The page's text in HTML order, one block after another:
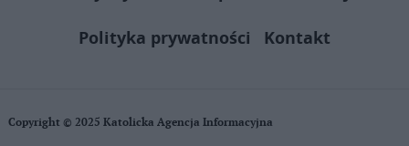
Polityka prywatności
Kontakt
Copyright © 2025 Katolicka Agencja Informacyjna